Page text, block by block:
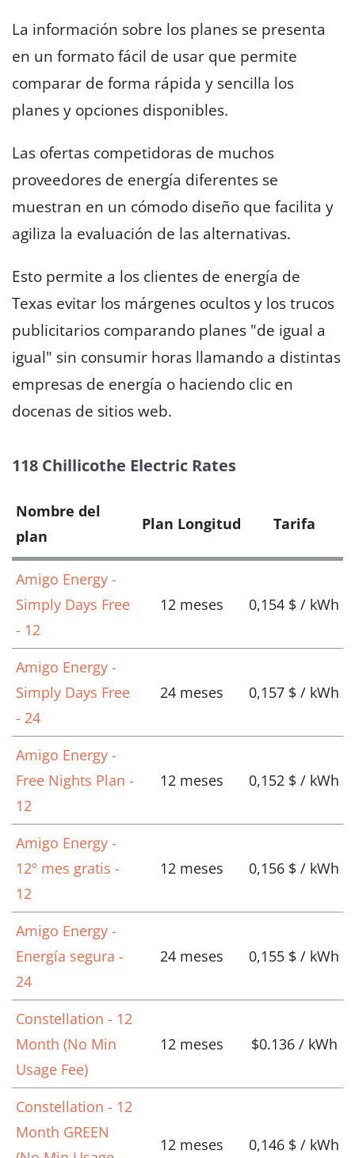
La información sobre los planes se presenta
en un formato fácil de usar que permite
comparar de forma rápida y sencilla los
planes y opciones disponibles.
Las ofertas competidoras de muchos
proveedores de energía diferentes se
muestran en un cómodo diseño que facilita y
agiliza la evaluación de las alternativas.
Esto permite a los clientes de energía de
Texas evitar los márgenes ocultos y los trucos
publicitarios comparando planes "de igual a
igual" sin consumir horas llamando a distintas
empresas de energía o haciendo clic en
docenas de sitios web.
118 Chillicothe Electric Rates
Nombre del
plan
Plan Longitud Tarifa
Amigo Energy -
Simply Days Free
- 12
12 meses 0,154 $ / kWh
Amigo Energy -
Simply Days Free
- 24
24 meses 0,157 $ / kWh
Amigo Energy -
Free Nights Plan -
12
12 meses 0,152 $ / kWh
Amigo Energy -
12º mes gratis -
12
12 meses 0,156 $ / kWh
Amigo Energy -
Energía segura -
24
24 meses 0,155 $ / kWh
Constellation - 12
Month (No Min
Usage Fee)
12 meses $0.136 / kWh
Constellation - 12
Month GREEN
12 meses 0,146 $ / kWh